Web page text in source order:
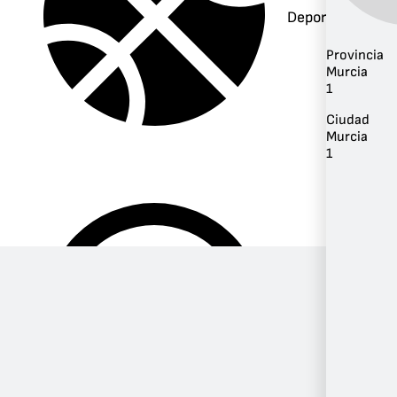
Deportes
Provincia
Murcia
1
Ciudad
Murcia
1